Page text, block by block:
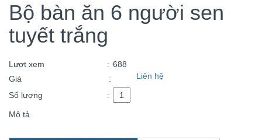
Bộ bàn ăn 6 người sen
tuyết trắng
Lượt xem : 688
Giá
: Liên hệ
Số lượng :
Mô tả